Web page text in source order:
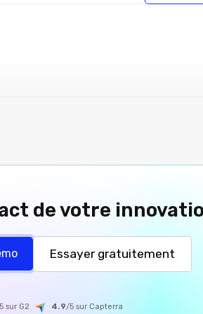
de votre
Essayer gratuitement
sur G2 4.9/5sur Capterra